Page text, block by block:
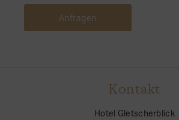
Kontakt
Hotel Gletscherblick